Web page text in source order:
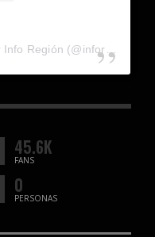
45.6K
FANS
0
PERSONAS